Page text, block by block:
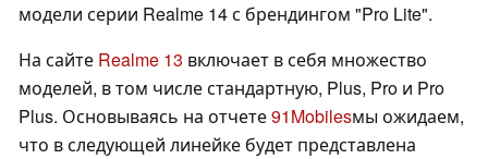
модели серии Realme 14 с брендингом "Pro Lite".
На сайте Realme 13 включает в себя множество
моделей, в том числе стандартную, Plus, Pro и Pro
Plus. Основываясь на отчете91Mobilesмы ожидаем,
что в следующей линейке будет представлена